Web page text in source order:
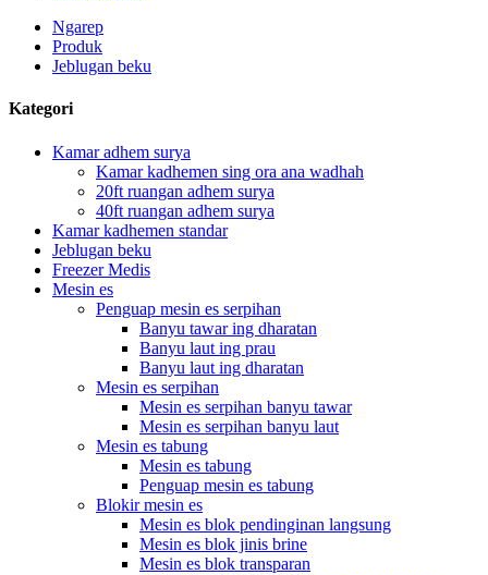
Ngarep
Produk
Jeblugan beku
Kategori
Kamar adhem surya
Kamar kadhemen sing ora ana wadhah
20ft ruangan adhem surya
40ft ruangan adhem surya
Kamar kadhemen standar
Jeblugan beku
Freezer Medis
Mesin es
Penguap mesin es serpihan
Banyu tawar ing dharatan
Banyu laut ing prau
Banyu laut ing dharatan
Mesin es serpihan
Mesin es serpihan banyu tawar
Mesin es serpihan banyu laut
Mesin es tabung
Mesin es tabung
Penguap mesin es tabung
Blokir mesin es
Mesin es blok pendinginan langsung
Mesin es blok jinis brine
Mesin es blok transparan